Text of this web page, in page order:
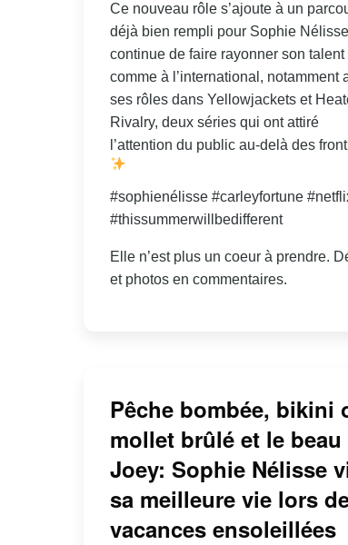
Ce nouveau rôle s’ajoute à un
déjà bien rempli pour Sophie
continue de faire rayonner son talent
comme à l’international, notamment
ses rôles dans Yellowjackets et
Rivalry, deux séries qui ont attiré
l’attention du public au-delà des
#sophienélisse #carleyfortune
#thissummerwillbedifferent
Elle n’est plus un coeur à prendre.
et photos en commentaires.
Pêche bombée, bikini
mollet brûlé et le beau
Joey: Sophie Nélisse
sa meilleure vie lors
vacances ensoleillées